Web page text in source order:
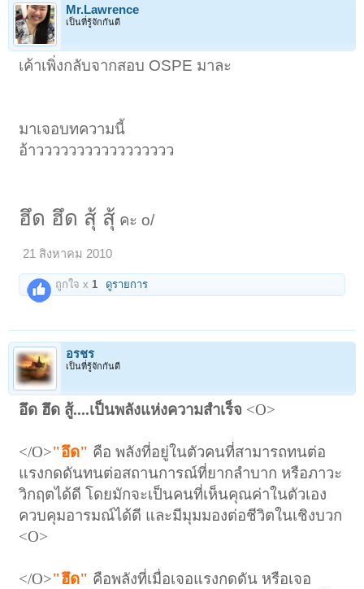
Mr.Lawrence
เป็นที่รู้จักกันดี
เค้าเพิ่งกลับจากสอบ OSPE มาละ
มาเจอบทความนี้
อ้าววววววววววววววววว
ฮึด ฮึด สุ้ สุ้ คะ o/
21 สิงหาคม 2010
ถูกใจ x 1 ดูรายการ
อรชร
เป็นที่รู้จักกันดี
อึด ฮึด สู้....เป็นพลังแห่งความสำเร็จ <O>
</O>"อึด" คือ พลังที่อยู่ในตัวคนที่สามารถทนต่อ
แรงกดดันทนต่อสถานการณ์ที่ยากลำบาก หรือภาวะ
วิกฤตได้ดี โดยมักจะเป็นคนที่เห็นคุณค่าในตัวเอง
ควบคุมอารมณ์ได้ดี และมีมุมมองต่อชีวิตในเชิงบวก
<O>
</O>"ฮึด" คือพลังที่เมื่อเจอแรงกดดัน หรือเจอ